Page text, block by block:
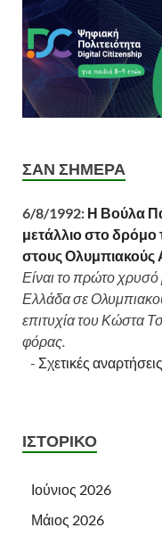
ΣΑΝ ΣΉΜΕΡΑ
6/8/1992: Η Βούλα
μετάλλιο στο
στους Ολυμπιακούς
Είναι το πρώτο χρυσό
Ελλάδα σε
επιτυχία του Κώστα
φόρας.
- Σχετικές αναρτήσεις
ΙΣΤΟΡΙΚΌ
Ιούνιος 2026
Μάιος 2026